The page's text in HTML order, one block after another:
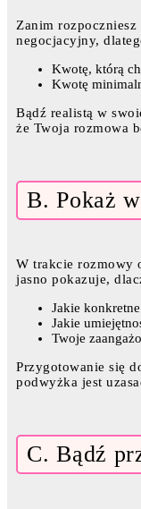
Zanim
negocjacyjny,
Kwotę, którą
Kwotę
Bądź realistą w
że Twoja rozmowa
B. Pokaż
W trakcie rozmowy
jasno pokazuje,
Jakie
Jakie
Twoje
Przygotowanie się
podwyżka jest
C. Bądź